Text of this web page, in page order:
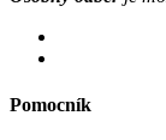
Pomocník